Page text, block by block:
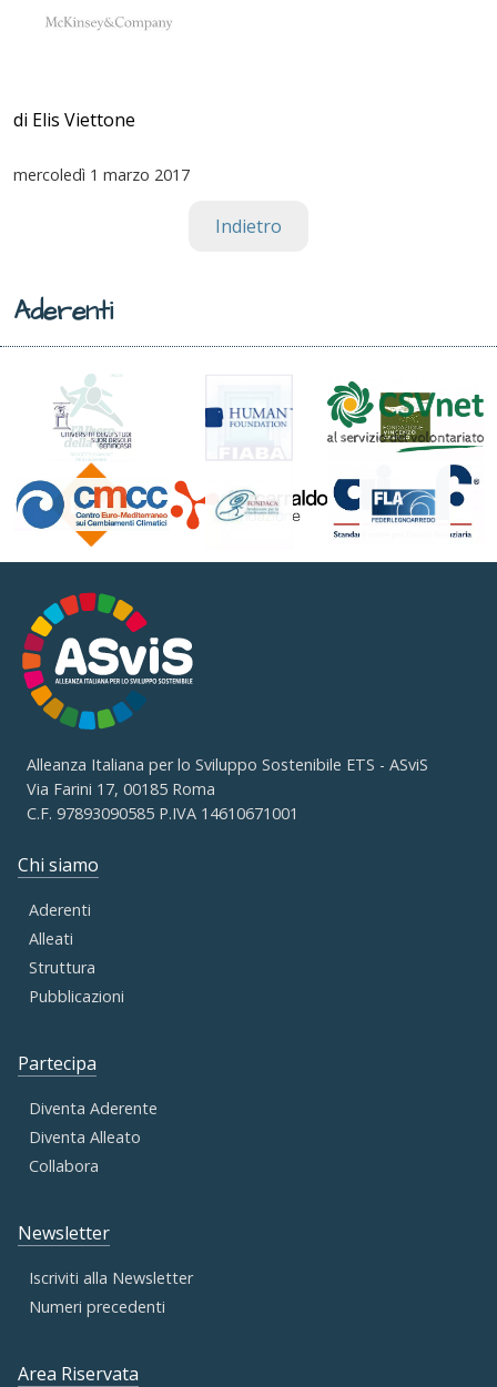
di Elis Viettone
mercoledì 1 marzo 2017
Indietro
Aderenti
Alleanza Italiana per lo Sviluppo Sostenibile ETS - ASviS
Via Farini 17, 00185 Roma
C.F. 97893090585 P.IVA 14610671001
Chi siamo
Aderenti
Alleati
Struttura
Pubblicazioni
Partecipa
Diventa Aderente
Diventa Alleato
Collabora
Newsletter
Iscriviti alla Newsletter
Numeri precedenti
Area Riservata